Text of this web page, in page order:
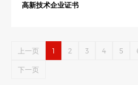
高新技术企业证书
上一页 1 2 3 4 5
下一页